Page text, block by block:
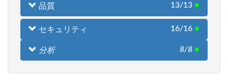
品質 13/13 ●
セキュリティ 16/16 ●
分析 8/8 ●